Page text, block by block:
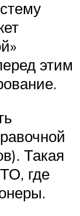
этим
Такая
где